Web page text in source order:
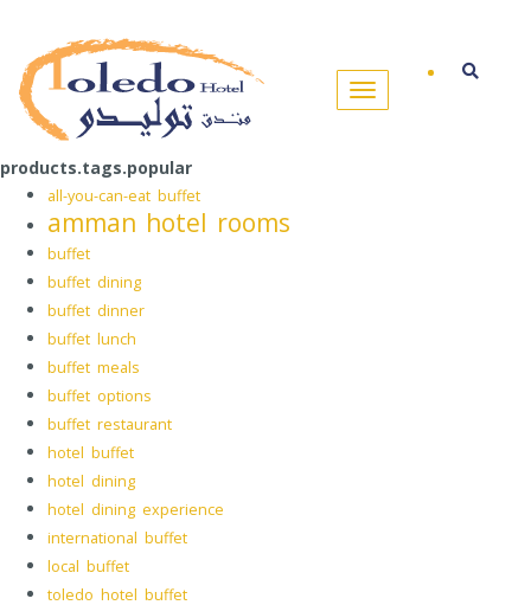
products.tags.popular
all-you-can-eat buffet
amman hotel rooms
buffet
buffet dining
buffet dinner
buffet lunch
buffet meals
buffet options
buffet restaurant
hotel buffet
hotel dining
hotel dining experience
international buffet
local buffet
toledo hotel buffet